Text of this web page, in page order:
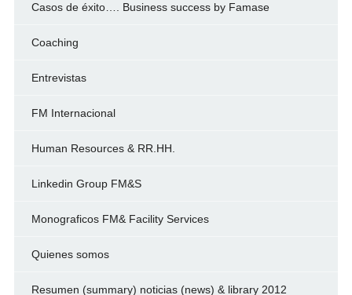
Casos de éxito…. Business success by Famase
Coaching
Entrevistas
FM Internacional
Human Resources & RR.HH.
Linkedin Group FM&S
Monograficos FM& Facility Services
Quienes somos
Resumen (summary) noticias (news) & library 2012